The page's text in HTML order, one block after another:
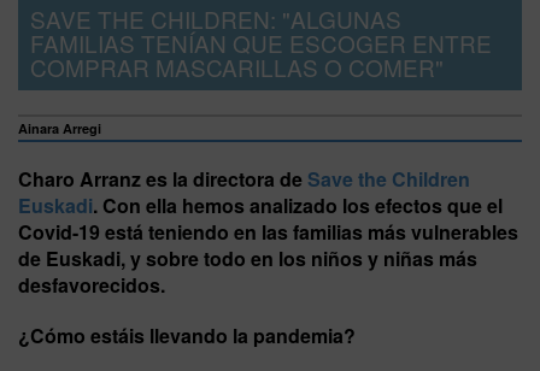
SAVE THE CHILDREN: "ALGUNAS
FAMILIAS TENÍAN QUE ESCOGER ENTRE
COMPRAR MASCARILLAS O COMER"
Ainara Arregi
Charo Arranz es la directora de Save the Children
Euskadi. Con ella hemos analizado los efectos que el
Covid-19 está teniendo en las familias más vulnerables
de Euskadi, y sobre todo en los niños y niñas más
desfavorecidos.
¿Cómo estáis llevando la pandemia?